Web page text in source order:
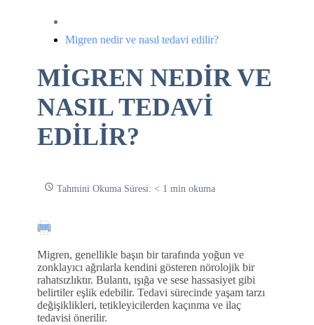
Migren nedir ve nasıl tedavi edilir?
MIGREN NEDIR VE
NASIL TEDAVI
EDILIR?
Tahmini Okuma Süresi: < 1 min okuma
Migren, genellikle başın bir tarafında yoğun ve
zonklayıcı ağrılarla kendini gösteren nörolojik bir
rahatsızlıktır. Bulantı, ışığa ve sese hassasiyet gibi
belirtiler eşlik edebilir. Tedavi sürecinde yaşam tarzı
değişiklikleri, tetikleyicilerden kaçınma ve ilaç
tedavisi önerilir.